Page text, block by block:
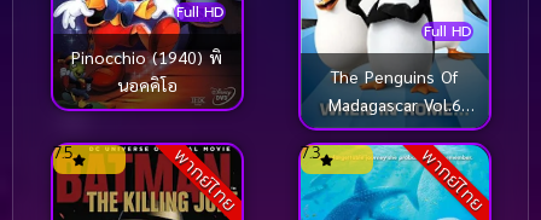
Full HD
Pinocchio (1940) พิ
นอคคิโอ
Full HD
The Penguins Of
Madagascar Vol.6
เพนกวินจอมป่วน ก๊วน
มาดากัสการ์ ชุด 6
พากย์ไทย
7.5 พากย์ไทย
7.3